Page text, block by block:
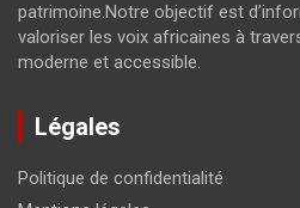
patrimoine.Notre objectif est
valoriser les voix africaines à
moderne et accessible.
Légales
Politique de confidentialité